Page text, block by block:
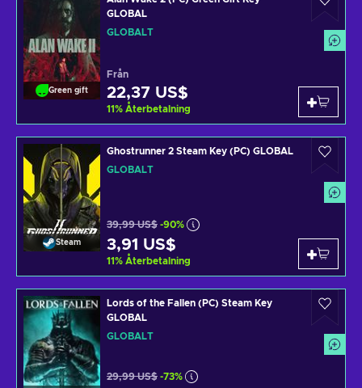
Green gift
GLOBAL
GLOBALT
Från
22,37 US$
11% Återbetalning
Steam
Ghostrunner 2 Steam Key (PC) GLOBAL
GLOBALT
39,99 US$ -90%
3,91 US$
11% Återbetalning
Lords of the Fallen (PC) Steam Key
GLOBAL
GLOBALT
29,99 US$ -73%